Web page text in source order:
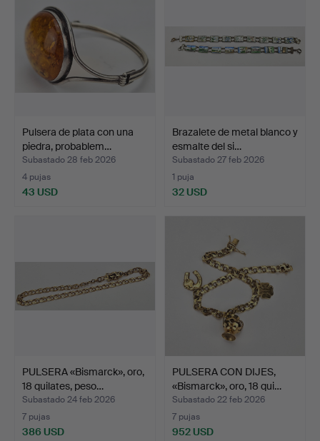
Pulsera de plata con una
piedra, probablem…
Subastado 28 feb 2026
4 pujas
43 USD
Brazalete de metal blanco y
esmalte del si…
Subastado 27 feb 2026
1 puja
32 USD
PULSERA «Bismarck», oro,
18 quilates, peso…
Subastado 24 feb 2026
7 pujas
386 USD
PULSERA CON DIJES,
«Bismarck», oro, 18 qui…
Subastado 22 feb 2026
7 pujas
952 USD